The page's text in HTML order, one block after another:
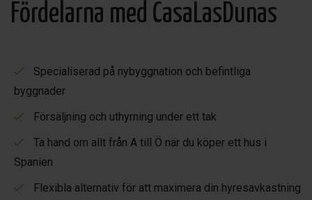
Fördelarna med CasaLasDunas
Specialiserad på nybyggnation och befintliga
byggnader
Försäljning och uthyrning under ett tak
Ta hand om allt från A till Ö när du köper ett hus i
Spanien
Flexibla alternativ för att maximera din hyresavkastning